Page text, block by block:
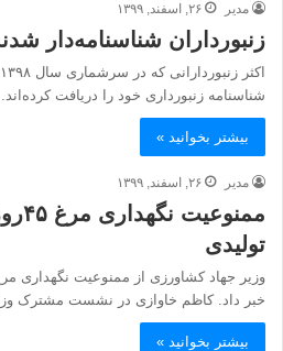
مدیر ۲۶, اسفند, ۱۳۹۹
زنبورداران شناسنامه‌دار
شناسنامه زنبورداری خود را دریافت
بیشتر بخوانید »
مدیر ۲۶, اسفند, ۱۳۹۹
تولیدی
خبر داد. کاظم خاوازی در نشست مشترک
بیشتر بخوانید »